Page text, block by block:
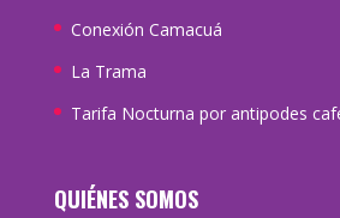
Conexión Camacuá
La Trama
Tarifa Nocturna por antipodes
QUIÉNES SOMOS